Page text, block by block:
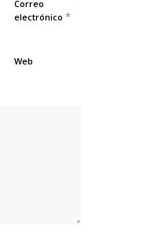
Correo
electrónico *
Web